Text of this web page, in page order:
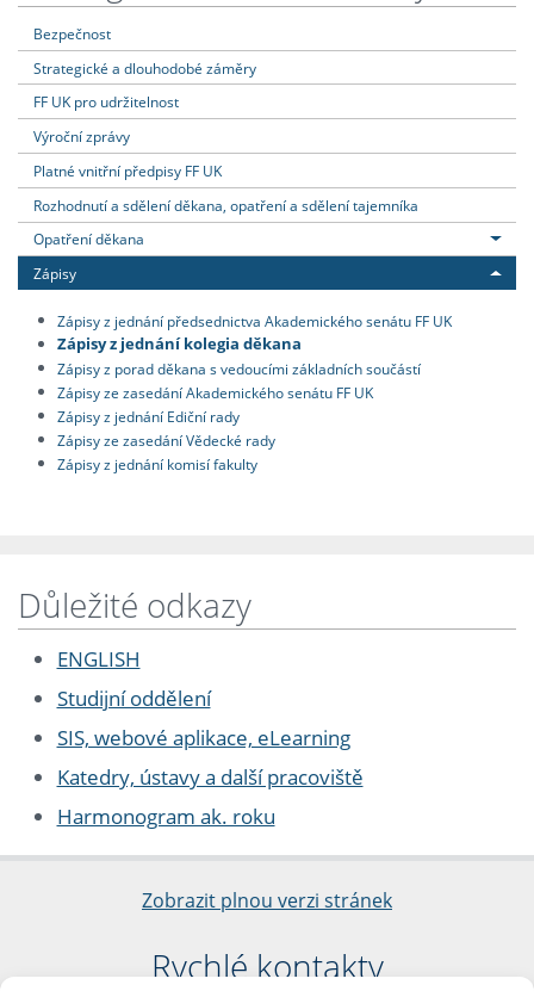
Bezpečnost
Strategické a dlouhodobé záměry
FF UK pro udržitelnost
Výroční zprávy
Platné vnitřní předpisy FF UK
Rozhodnutí a sdělení děkana, opatření a sdělení tajemníka
Opatření děkana
Zápisy
Zápisy z jednání předsednictva Akademického senátu FF UK
Zápisy z jednání kolegia děkana
Zápisy z porad děkana s vedoucími základních součástí
Zápisy ze zasedání Akademického senátu FF UK
Zápisy z jednání Ediční rady
Zápisy ze zasedání Vědecké rady
Zápisy z jednání komisí fakulty
Důležité odkazy
ENGLISH
Studijní oddělení
SIS, webové aplikace, eLearning
Katedry, ústavy a další pracoviště
Harmonogram ak. roku
Zobrazit plnou verzi stránek
Rychlé kontakty